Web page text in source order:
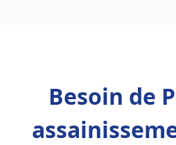
Besoin de